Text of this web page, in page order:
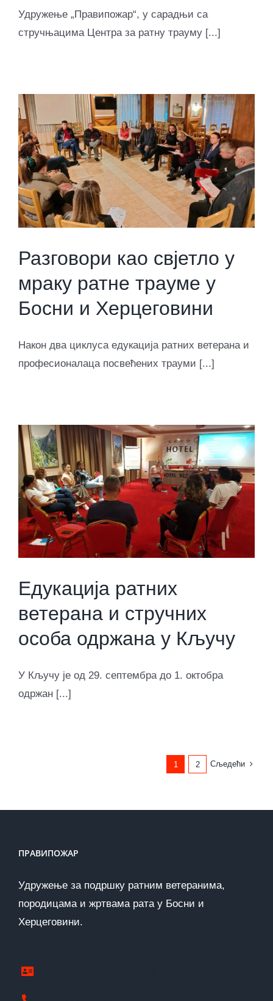
Удружење „Правипожар“, у сарадњи са
стручњацима Центра за ратну трауму [...]
Разговори као свјетло у
мраку ратне трауме у
Босни и Херцеговини
Након два циклуса едукација ратних ветерана и
професионалаца посвећених трауми [...]
Едукација ратних
ветерана и стручних
особа одржана у Кључу
У Кључу је од 29. септембра до 1. октобра
одржан [...]
1 2 Сљедећи
ПРАВИПОЖАР
Удружење за подршку ратним ветеранима,
породицама и жртвама рата у Босни и
Херцеговини.